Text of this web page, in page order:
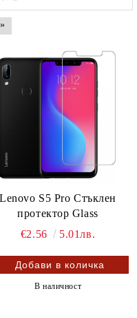
»
Lenovo S5 Pro Стъклен
протектор Glass
€2.56
5.01лв.
В наличност